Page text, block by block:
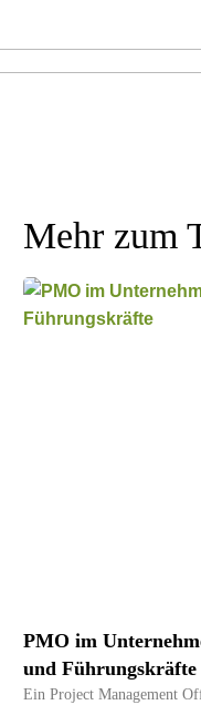
Mehr zum
PMO im
und Führungskräfte
Ein Project Management